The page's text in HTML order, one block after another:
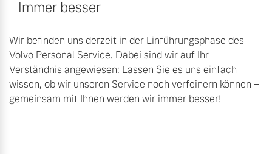
Immer besser
Wir befinden uns derzeit in der Einführungsphase des
Volvo Personal Service. Dabei sind wir auf Ihr
Verständnis angewiesen: Lassen Sie es uns einfach
wissen, ob wir unseren Service noch verfeinern können –
gemeinsam mit Ihnen werden wir immer besser!